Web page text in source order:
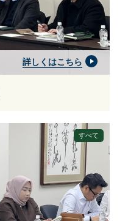
詳しくはこちら
すべて